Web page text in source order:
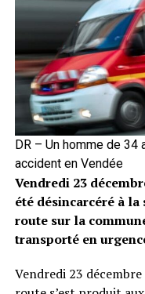
DR – Un homme de
accident en Vendée
Vendredi 23
été désincarcéré à
route sur la
transporté en
Vendredi 23